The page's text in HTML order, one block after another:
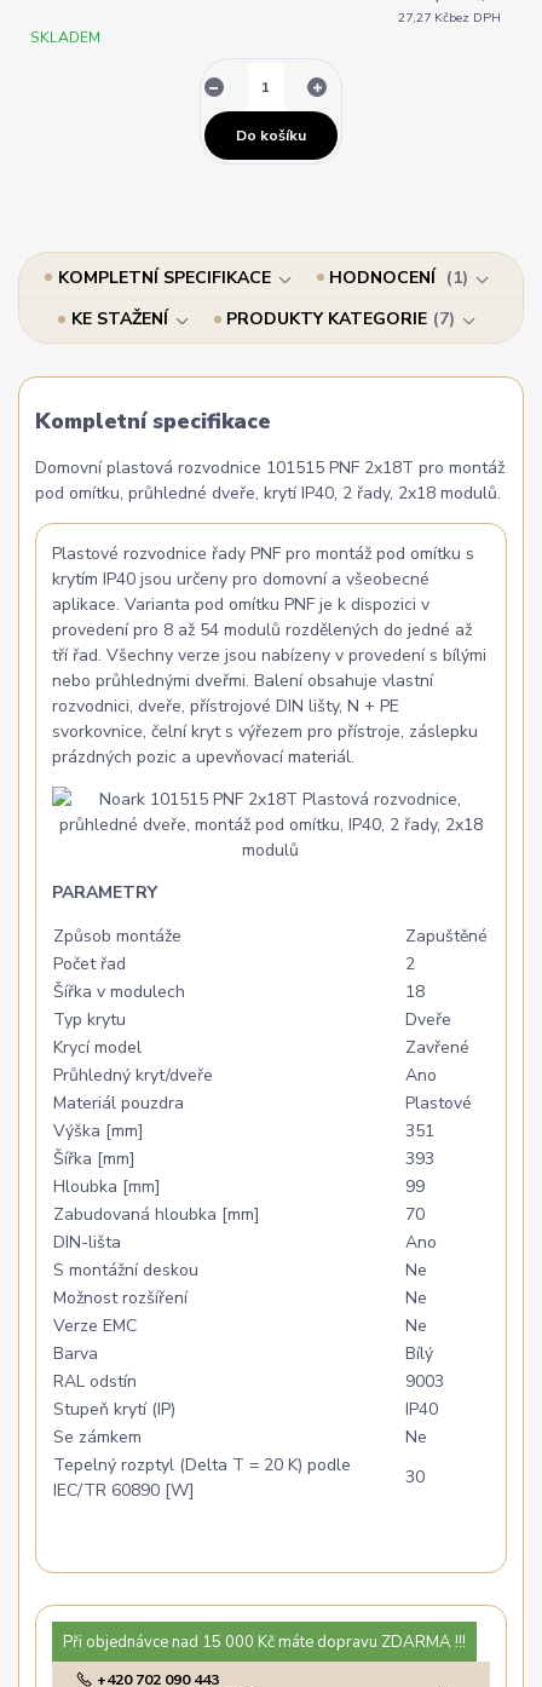
27,27 Kčbez DPH
SKLADEM
Do košíku
KOMPLETNÍ SPECIFIKACE HODNOCENÍ
1
KE STAŽENÍ
PRODUKTY KATEGORIE 7
Kompletní specifikace
Domovní plastová rozvodnice 101515 PNF 2x18T pro montáž
pod omítku, průhledné dveře, krytí IP40, 2 řady, 2x18 modulů.
Plastové rozvodnice řady PNF pro montáž pod omítku s
krytím IP40 jsou určeny pro domovní a všeobecné
aplikace. Varianta pod omítku PNF je k dispozici v
provedení pro 8 až 54 modulů rozdělených do jedné až
tří řad. Všechny verze jsou nabízeny v provedení s bílými
nebo průhlednými dveřmi. Balení obsahuje vlastní
rozvodnici, dveře, přístrojové DIN lišty, N + PE
svorkovnice, čelní kryt s výřezem pro přístroje, záslepku
prázdných pozic a upevňovací materiál.
PARAMETRY
Způsob montáže
Zapuštěné
Počet řad
2
Šířka v modulech
18
Typ krytu
Dveře
Krycí model
Zavřené
Průhledný kryt/dveře
Ano
Materiál pouzdra
Plastové
Výška [mm]
351
Šířka [mm]
393
Hloubka [mm]
99
Zabudovaná hloubka [mm]
70
DIN-lišta
Ano
S montážní deskou
Ne
Možnost rozšíření
Ne
Verze EMC
Ne
Barva
Bílý
RAL odstín
9003
Stupeň krytí (IP)
IP40
Se zámkem
Ne
Tepelný rozptyl (Delta T = 20 K) podle
IEC/TR 60890 [W]
30
Při objednávce nad 15 000 Kč máte dopravu ZDARMA !!!
+420 702 090 443